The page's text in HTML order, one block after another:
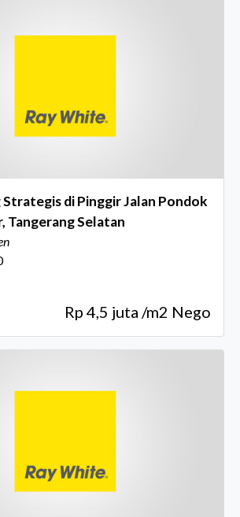
Strategis di Pinggir Jalan Pondok
Tangerang Selatan
Rp 4,5 juta /m2 Nego